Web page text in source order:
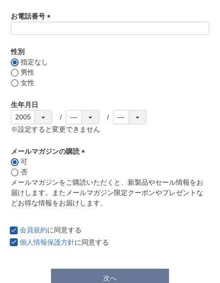
牛肉部位一覧
商品券
受付：9:00～17:30
お問合せフォーム
お電話番号
性別
指定なし
男性
女性
生年月日
※設定すると変更できません
メールマガジンの購読
須
)
可
否
メールマガジンをご購読いただくと、新製品やセール情報をお
届けします。またメールマガジン限定クーポンやプレゼントな
どお得な情報をお届けします。
会員規約に同意する
個人情報保護方針に同意する
次へ